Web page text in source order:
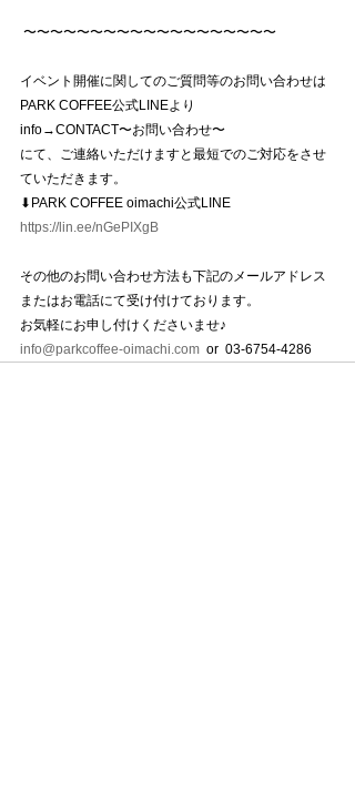
〜〜〜〜〜〜〜〜〜〜〜〜〜〜〜〜〜〜〜
イベント開催に関してのご質問等のお問い合わせは
PARK COFFEE公式LINEより
info→CONTACT〜お問い合わせ〜
にて、ご連絡いただけますと最短でのご対応をさせ
ていただきます。
⬇︎PARK COFFEE oimachi公式LINE
https://lin.ee/nGePIXgB
その他のお問い合わせ方法も下記のメールアドレス
またはお電話にて受け付けております。
お気軽にお申し付けくださいませ♪
info@parkcoffee-oimachi.com
  or  03-6754-4286